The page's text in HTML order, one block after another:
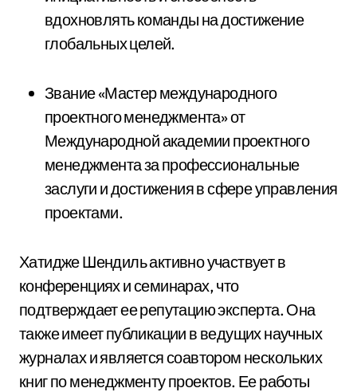
вдохновлять команды на достижение
глобальных целей.
Звание «Мастер международного
проектного менеджмента» от
Международной академии проектного
менеджмента за профессиональные
заслуги и достижения в сфере управления
проектами.
Хатидже Шендиль активно участвует в
конференциях и семинарах, что
подтверждает ее репутацию эксперта. Она
также имеет публикации в ведущих научных
журналах и является соавтором нескольких
книг по менеджменту проектов. Ее работы